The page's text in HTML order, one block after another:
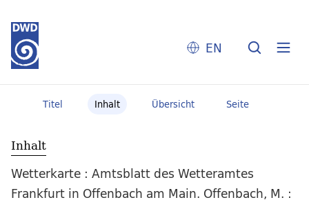
EN
Titel Inhalt Übersicht Seite
Inhalt
Wetterkarte : Amtsblatt des Wetteramtes
Frankfurt in Offenbach am Main. Offenbach, M. :